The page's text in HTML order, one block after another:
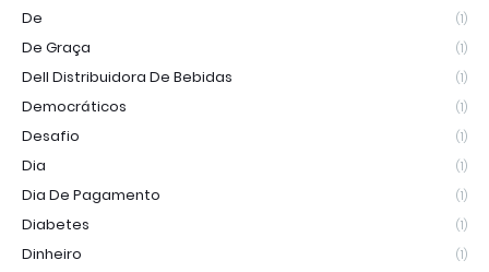
De (1)
De Graça (1)
Dell Distribuidora De Bebidas (1)
Democráticos (1)
Desafio (1)
Dia (1)
Dia De Pagamento (1)
Diabetes (1)
Dinheiro (1)